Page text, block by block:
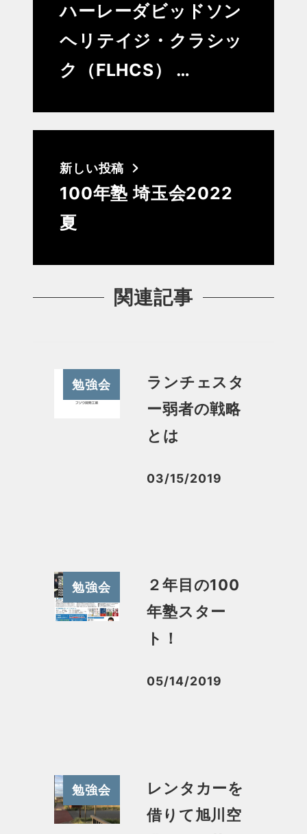
ハーレーダビッドソン
ヘリテイジ・クラシッ
ク（FLHCS） …
新しい投稿
100年塾 埼玉会2022
夏
関連記事
勉強会
ランチェスタ
ー弱者の戦略
とは
投稿日
03/15/2019
勉強会
２年目の100
年塾スター
ト！
投稿日
05/14/2019
勉強会
レンタカーを
借りて旭川空